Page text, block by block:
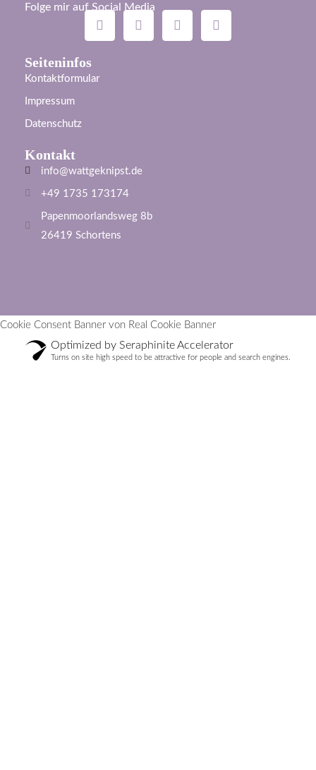
Folge mir auf Social Media
Seiteninfos
Kontaktformular
Impressum
Datenschutz
Kontakt
info@wattgeknipst.de
+49 1735 173174
Papenmoorlandsweg 8b
26419 Schortens
Cookie Consent Banner von Real Cookie Banner
Optimized by Seraphinite Accelerator
Turns on site high speed to be attractive for people and search engines.